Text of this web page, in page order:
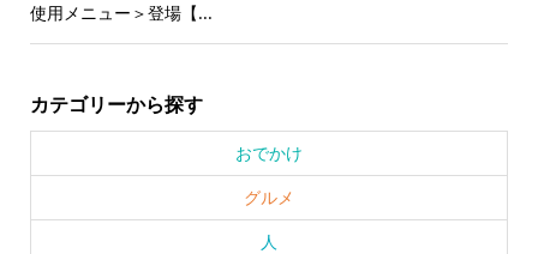
使用メニュー＞登場【...
カテゴリーから探す
おでかけ
グルメ
人